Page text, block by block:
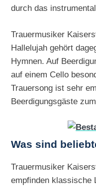
durch das
Trauermusiker
Hallelujah gehört
Hymnen. Auf
auf einem Cello
Trauersong ist sehr
Beerdigungsgäste
Was sind
Trauermusiker
empfinden klassische